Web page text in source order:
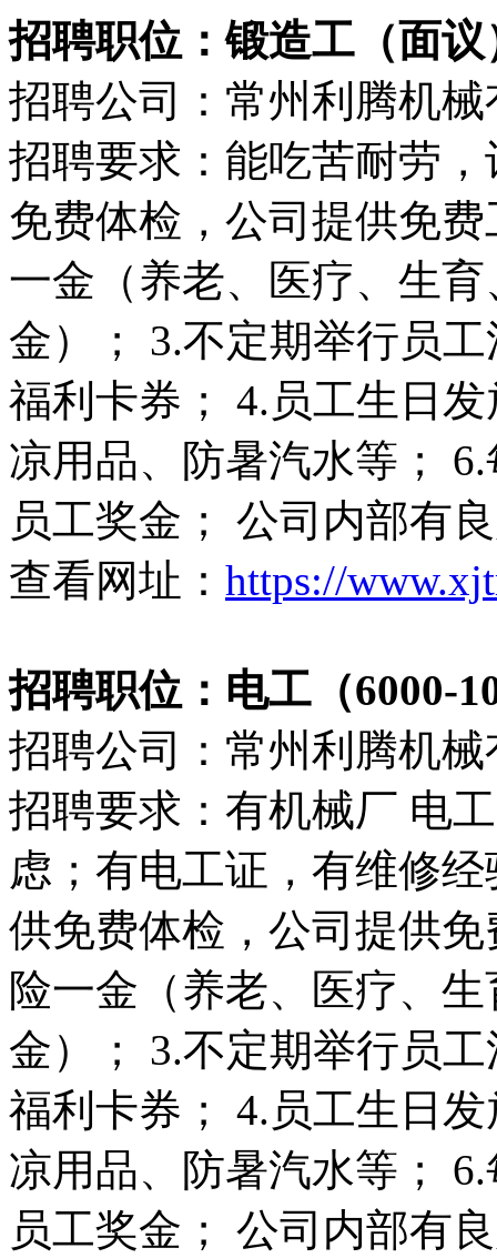
招聘职位：锻造工（面议
招聘公司：常州利腾机
招聘要求：能吃苦耐劳
免费体检，公司提供免
一金（养老、医疗、生
金）； 3.不定期举行员
福利卡券； 4.员工生日
凉用品、防暑汽水等；
员工奖金； 公司内部有
查看网址： https://
招聘职位：电工（6000-
招聘公司：常州利腾机
招聘要求：有机械厂 电
虑；有电工证，有维修
供免费体检，公司提供
险一金（养老、医疗、
金）； 3.不定期举行员
福利卡券； 4.员工生日
凉用品、防暑汽水等；
员工奖金； 公司内部有